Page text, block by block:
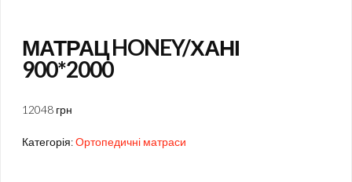
МАТРАЦ HONEY/ХАНІ
900*2000
12048 грн
Категорія:Ортопедичні матраси